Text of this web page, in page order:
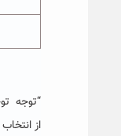
“توجه
از